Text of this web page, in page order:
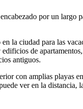
por un largo
la ciudad para las
de
antiguos.
con amplias playas
ver en la distancia,